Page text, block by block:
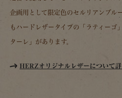
企画用として限定色のセルリアンブル
もハードレザータイプの「ラティーゴ
ターレ」があります。
HERZオリジナルレザーについて詳